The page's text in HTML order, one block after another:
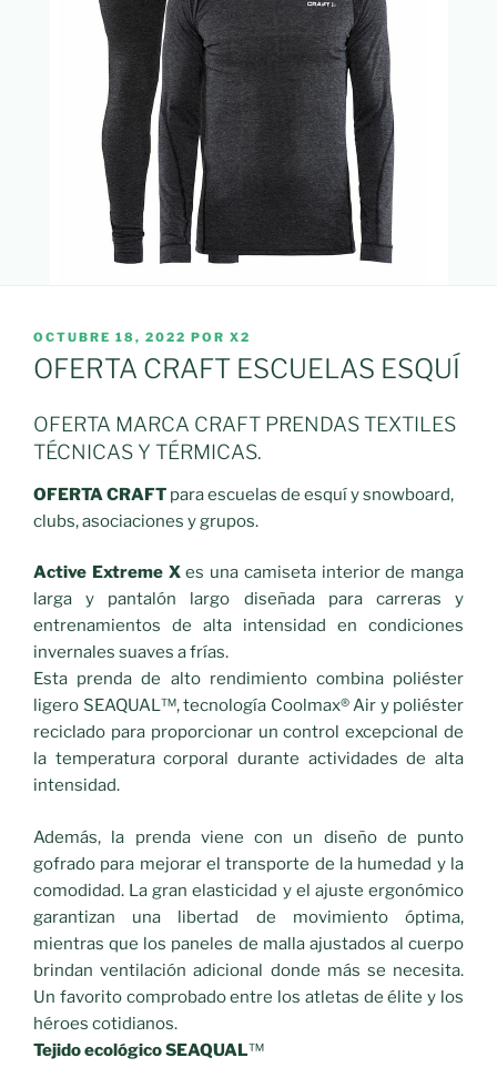
PUBLICADO
EL
OCTUBRE 18, 2022 POR X2
OFERTA CRAFT ESCUELAS ESQUÍ
OFERTA MARCA CRAFT PRENDAS TEXTILES
TÉCNICAS Y TÉRMICAS.
OFERTA CRAFT para escuelas de esquí y snowboard,
clubs, asociaciones y grupos.
Active Extreme Xes una camiseta interior de manga
larga y pantalón largo diseñada para carreras y
entrenamientos de alta intensidad en condiciones
invernales suaves a frías.
Esta prenda de alto rendimiento combina poliéster
ligero SEAQUAL™, tecnología Coolmax® Air y poliéster
reciclado para proporcionar un control excepcional de
la temperatura corporal durante actividades de alta
intensidad.
Además, la prenda viene con un diseño de punto
gofrado para mejorar el transporte de la humedad y la
comodidad. La gran elasticidad y el ajuste ergonómico
garantizan una libertad de movimiento óptima,
mientras que los paneles de malla ajustados al cuerpo
brindan ventilación adicional donde más se necesita.
Un favorito comprobado entre los atletas de élite y los
héroes cotidianos.
Tejido ecológico SEAQUAL™